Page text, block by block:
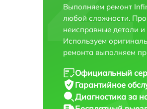
Выполняем ремонт
любой сложности.
неисправные детали и
Используем
ремонта выполняем
Официальный
Гарантийное
Диагностика за